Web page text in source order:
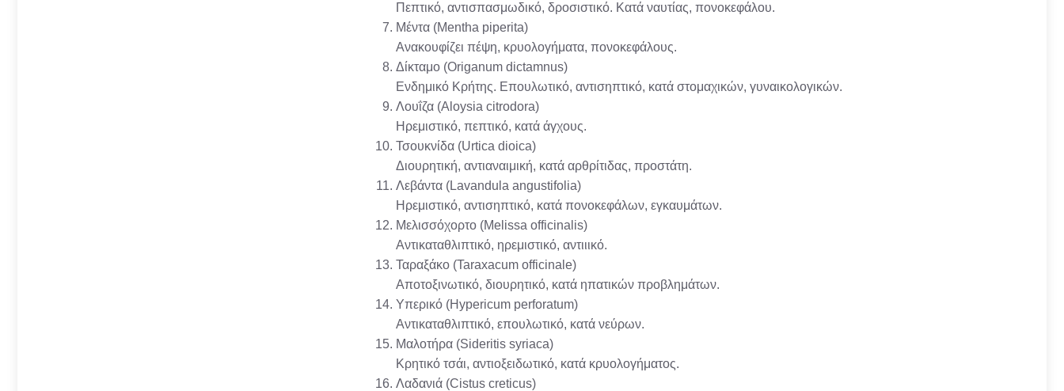
Πεπτικό, αντισπασμωδικό, δροσιστικό. Κατά ναυτίας, πονοκεφάλου.
Μέντα (Mentha piperita)
Ανακουφίζει πέψη, κρυολογήματα, πονοκεφάλους.
Δίκταμο (Origanum dictamnus)
Ενδημικό Κρήτης. Επουλωτικό, αντισηπτικό, κατά στομαχικών, γυναικολογικών.
Λουΐζα (Aloysia citrodora)
Ηρεμιστικό, πεπτικό, κατά άγχους.
Τσουκνίδα (Urtica dioica)
Διουρητική, αντιαναιμική, κατά αρθρίτιδας, προστάτη.
Λεβάντα (Lavandula angustifolia)
Ηρεμιστικό, αντισηπτικό, κατά πονοκεφάλων, εγκαυμάτων.
Μελισσόχορτο (Melissa officinalis)
Αντικαταθλιπτικό, ηρεμιστικό, αντιιικό.
Ταραξάκο (Taraxacum officinale)
Αποτοξινωτικό, διουρητικό, κατά ηπατικών προβλημάτων.
Υπερικό (Hypericum perforatum)
Αντικαταθλιπτικό, επουλωτικό, κατά νεύρων.
Μαλοτήρα (Sideritis syriaca)
Κρητικό τσάι, αντιοξειδωτικό, κατά κρυολογήματος.
Λαδανιά (Cistus creticus)